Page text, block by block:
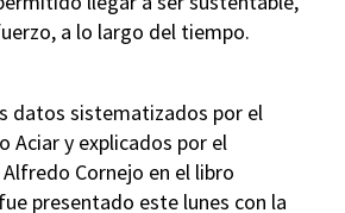
a lo largo del tiempo.
datos sistematizados por el
Aciar y explicados por el
Cornejo en el libro
presentado este lunes con la